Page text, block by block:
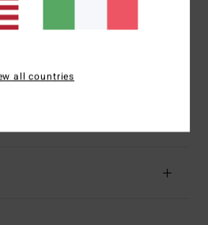
all countries